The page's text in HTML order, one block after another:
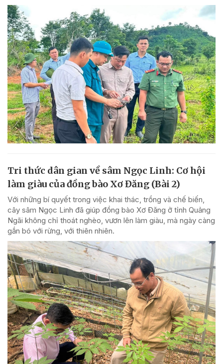
Tri thức dân gian về sâm Ngọc Linh: Cơ hội
làm giàu của đồng bào Xơ Đăng (Bài 2)
Với những bí quyết trong việc khai thác, trồng và chế biến,
cây sâm Ngọc Linh đã giúp đồng bào Xơ Đăng ở tỉnh Quảng
Ngãi không chỉ thoát nghèo, vươn lên làm giàu, mà ngày càng
gắn bó với rừng, với thiên nhiên.